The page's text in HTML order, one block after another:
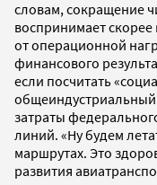
словам, сокращение
воспринимает
от операционной
финансового
если посчитать
затраты
линий. «Ну будем
маршрутах. Это
развития